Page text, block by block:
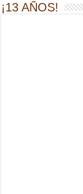
¡13 AÑOS!